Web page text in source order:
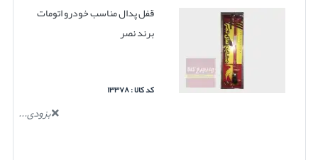
قفل پدال مناسب خودرو اتومات
برند نصر
کد کالا : ۱۳۳۷۸
بزودی...